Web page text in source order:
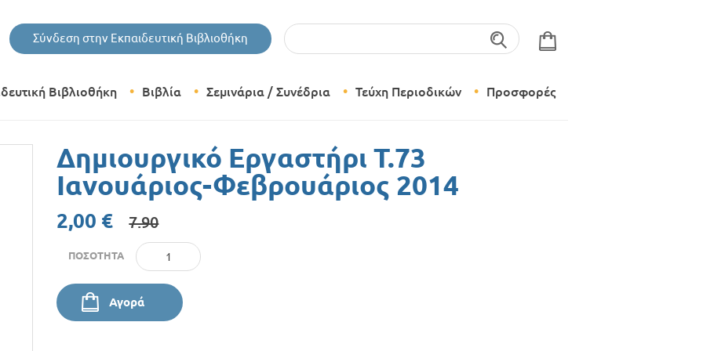
Σύνδεση στην Εκπαιδευτική Βιβλιοθήκη
Βιβλιοθήκη Βιβλία
Εκδόσεις Δίπτυχο
Σεμινάρια / Συνέδρια Τεύχη Περιοδικών
Δημιουργικό Εργαστήρι
Προσφορές
Δημιουργικό Εργαστήρι Τ.73
Ιανουάριος-Φεβρουάριος 2014
2,00 € 7.90
ΠΟΣΌΤΗΤΑ
Αγορά